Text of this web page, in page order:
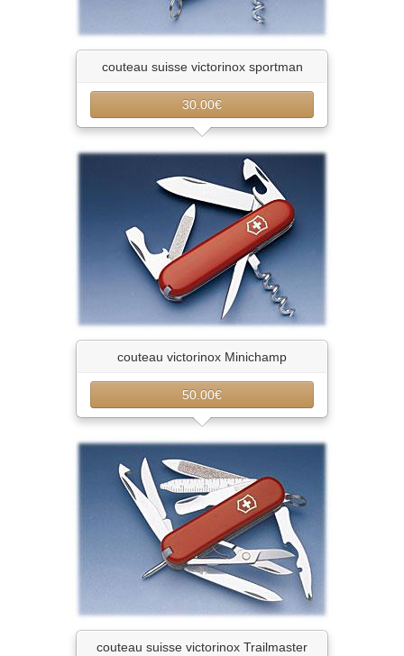
couteau suisse victorinox sportman
30.00€
couteau victorinox Minichamp
50.00€
couteau suisse victorinox Trailmaster